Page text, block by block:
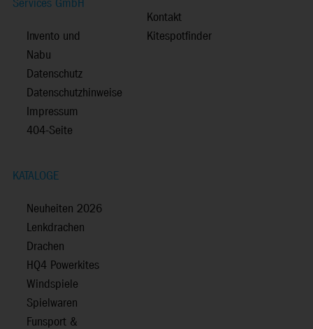
Services GmbH
Invento und
Nabu
Datenschutz
Datenschutzhinweise
Impressum
404-Seite
Kontakt
Kitespotfinder
KATALOGE
Neuheiten 2026
Lenkdrachen
Drachen
HQ4 Powerkites
Windspiele
Spielwaren
Funsport &